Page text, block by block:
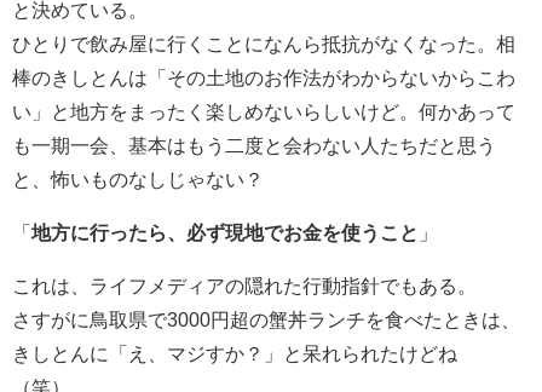
と決めている。
ひとりで飲み屋に行くことになんら抵抗がなくなった。相
棒のきしとんは「その土地のお作法がわからないからこわ
い」と地方をまったく楽しめないらしいけど。何かあって
も一期一会、基本はもう二度と会わない人たちだと思う
と、怖いものなしじゃない？
「 地方に行ったら、必ず現地でお金を使うこと 」
これは、ライフメディアの隠れた行動指針でもある。
さすがに鳥取県で3000円超の蟹丼ランチを食べたときは、
きしとんに「え、マジすか？」と呆れられたけどね
（笑）。